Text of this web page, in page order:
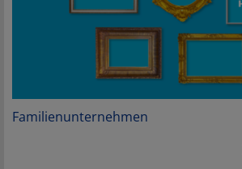
Familienunternehmen